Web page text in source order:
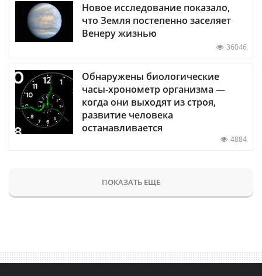
Новое исследование показало,
что Земля постепенно заселяет
Венеру жизнью
36046
Обнаружены биологические
часы-хронометр организма —
когда они выходят из строя,
развитие человека
останавливается
4884
ПОКАЗАТЬ ЕЩЕ